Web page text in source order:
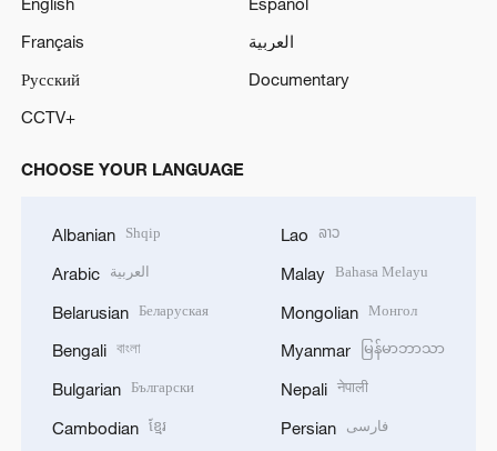
Français
العربية
Русский
Documentary
CCTV+
CHOOSE YOUR LANGUAGE
Albanian Shqip
Arabic العربية
Belarusian Беларуская
Bengali বাংলা
Bulgarian Български
Cambodian ខ្មែរ
Lao ລາວ
Malay Bahasa Melayu
Mongolian Монгол
Myanmar မြန်မာဘာသာ
Nepali नेपाली
Persian فارسی